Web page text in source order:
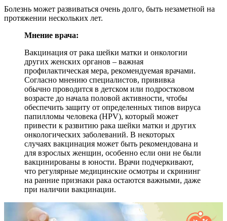
Болезнь может развиваться очень долго, быть незаметной на
протяжении нескольких лет.
Мнение врача:
Вакцинация от рака шейки матки и онкологии
других женских органов – важная
профилактическая мера, рекомендуемая врачами.
Согласно мнению специалистов, прививка
обычно проводится в детском или подростковом
возрасте до начала половой активности, чтобы
обеспечить защиту от определенных типов вируса
папилломы человека (HPV), который может
привести к развитию рака шейки матки и других
онкологических заболеваний. В некоторых
случаях вакцинация может быть рекомендована и
для взрослых женщин, особенно если они не были
вакцинированы в юности. Врачи подчеркивают,
что регулярные медицинские осмотры и скрининг
на ранние признаки рака остаются важными, даже
при наличии вакцинации.